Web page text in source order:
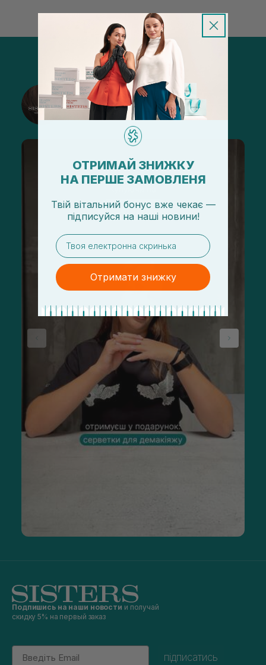
@sisters_stelmakh в Instagram
Подписаться
Подпишись на наши новости и получай
скидку 5% на первый заказ
Email
підписатись
ОТРИМАЙ ЗНИЖКУ
НА ПЕРШЕ ЗАМОВЛЕНЯ
Твій вітальний бонус вже чекає —
підписуйся на наші новини!
email
Отримати знижку